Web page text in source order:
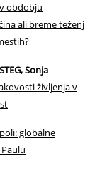
obdobju
ali breme teženj
Sonja
življenja v
globalne